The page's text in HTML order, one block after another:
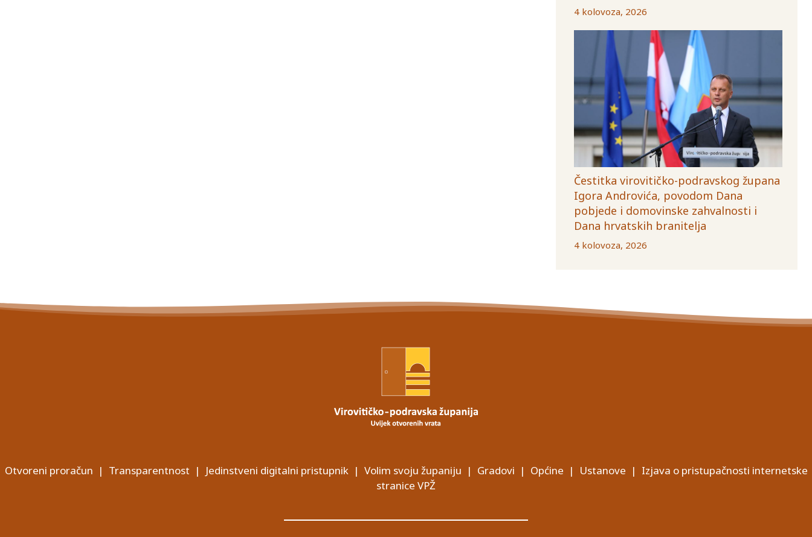
4 kolovoza, 2026
Čestitka virovitičko-podravskog župana
Igora Androvića, povodom Dana
pobjede i domovinske zahvalnosti i
Dana hrvatskih branitelja
4 kolovoza, 2026
Otvoreni proračun | Transparentnost | Jedinstveni digitalni pristupnik| Volim svoju županiju | Gradovi | Općine | Ustanove | Izjava o pristupačnosti internetske
stranice VPŽ